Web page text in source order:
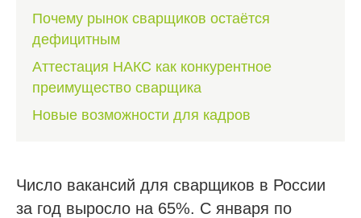
Почему рынок сварщиков остаётся
дефицитным
Аттестация НАКС как конкурентное
преимущество сварщика
Новые возможности для кадров
Число вакансий для сварщиков в России
за год выросло на 65%. С января по